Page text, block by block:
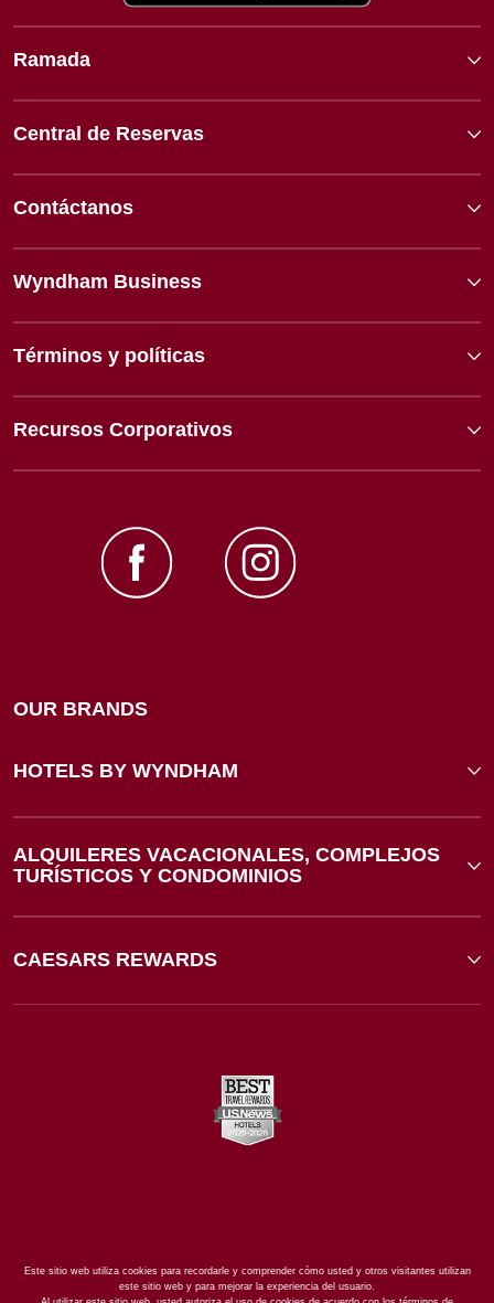
Ramada
Central de Reservas
Contáctanos
Wyndham Business
Términos y políticas
Recursos Corporativos
OUR BRANDS
HOTELS BY WYNDHAM
ALQUILERES VACACIONALES, COMPLEJOS
TURÍSTICOS Y CONDOMINIOS
CAESARS REWARDS
Este sitio web utiliza cookies para recordarle y comprender cómo usted y otros visitantes utilizan
este sitio web y para mejorar la experiencia del usuario.